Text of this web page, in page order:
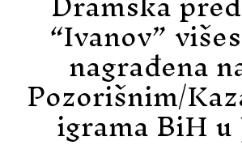
“Ivanov”
nagrađena
Pozorišnim/
igrama BiH u